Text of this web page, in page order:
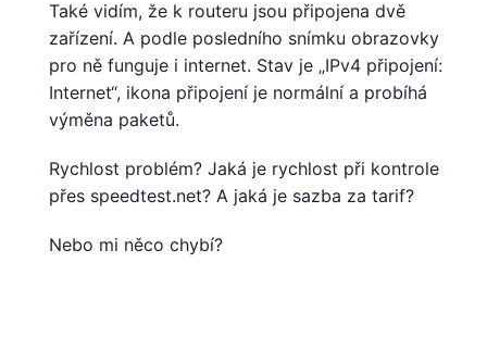
Také vidím, že k routeru jsou připojena dvě
zařízení. A podle posledního snímku obrazovky
pro ně funguje i internet. Stav je „IPv4 připojení:
Internet“, ikona připojení je normální a probíhá
výměna paketů.
Rychlost problém? Jaká je rychlost při kontrole
přes speedtest.net? A jaká je sazba za tarif?
Nebo mi něco chybí?